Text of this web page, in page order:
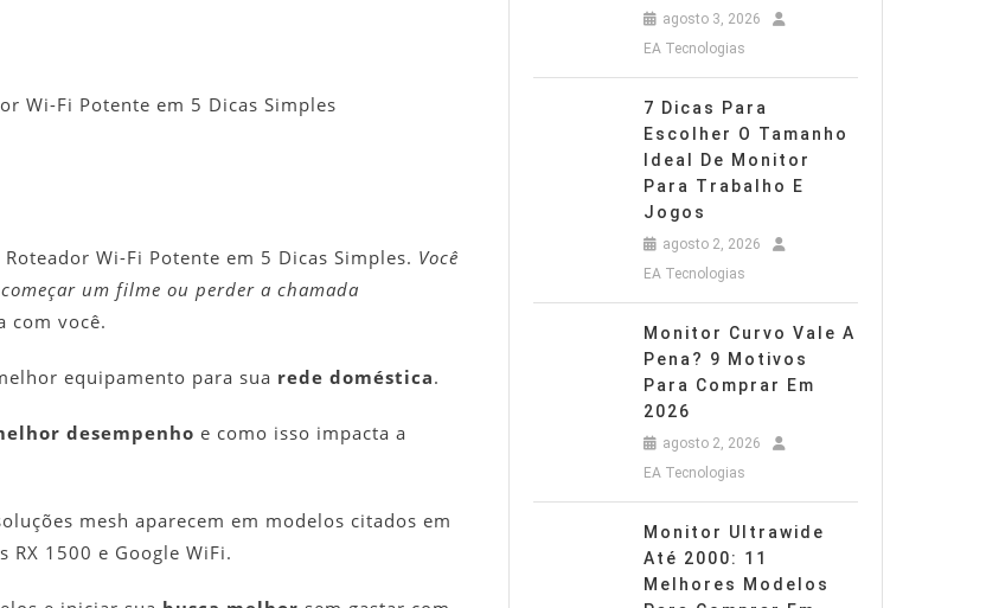
Wi-Fi Potente em 5 Dicas Simples
Wi-Fi Potente em 5 Dicas Simples. Você
um filme ou perder a chamada
com você.
equipamento para sua rede doméstica.
desempenho e como isso impacta a
mesh aparecem em modelos citados em
1500 e Google WiFi.
agosto 3, 2026
EA Tecnologias
7 Dicas Para
Escolher O Tamanho
Ideal De Monitor
Para Trabalho E
Jogos
agosto 2, 2026
EA Tecnologias
Monitor Curvo Vale A
Pena? 9 Motivos
Para Comprar Em
2026
agosto 2, 2026
EA Tecnologias
Monitor Ultrawide
Até 2000: 11
Melhores Modelos